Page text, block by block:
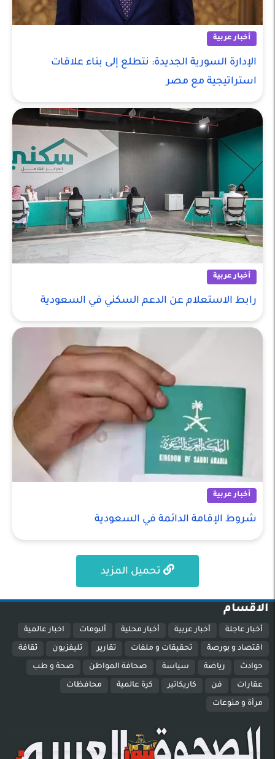
أخبار عربية
الإدارة السورية الجديدة: نتطلع إلى بناء علاقات
استراتيجية مع مصر
أخبار عربية
رابط الاستعلام عن الدعم السكني في السعودية
أخبار عربية
شروط الإقامة الدائمة في السعودية
تحميل المزيد
الاقسام
أخبار عاجلة أخبار عربية أخبار محلية ألبومات اخبار عالمية
اقتصاد و بورصة تحقيقات و ملفات تقارير تليفزيون ثقافة
حوادث رياضة سياسة صحافة المواطن صحة و طب
عقارات فن كاريكاتير كرة عالمية محافظات
مرأة و منوعات